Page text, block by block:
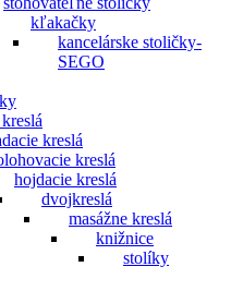
kľakačky
kancelárske stoličky-
SEGO
kreslá
kreslá
hojdacie kreslá
dvojkreslá
masážne kreslá
knižnice
stolíky